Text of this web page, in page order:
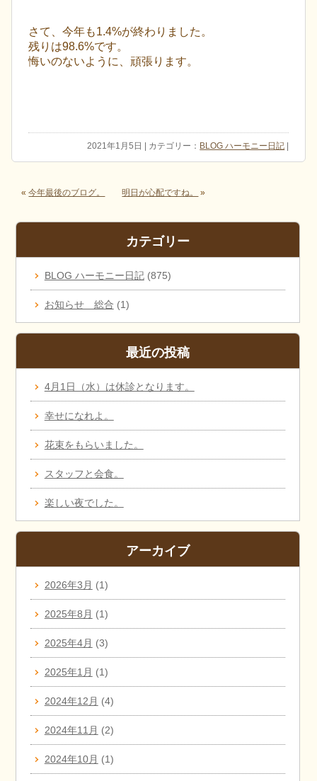
さて、今年も1.4%が終わりました。
残りは98.6%です。
悔いのないように、頑張ります。
2021年1月5日 | カテゴリー： BLOG ハーモニー日記
«今年最後のブログ。 明日が心配ですね。 »
カテゴリー
BLOG ハーモニー日記(875)
お知らせ 総合 (1)
最近の投稿
4月1日（水）は休診となります。
幸せになれよ。
花束をもらいました。
スタッフと会食。
楽しい夜でした。
アーカイブ
2026年3月 (1)
2025年8月 (1)
2025年4月 (3)
2025年1月 (1)
2024年12月 (4)
2024年11月 (2)
2024年10月 (1)